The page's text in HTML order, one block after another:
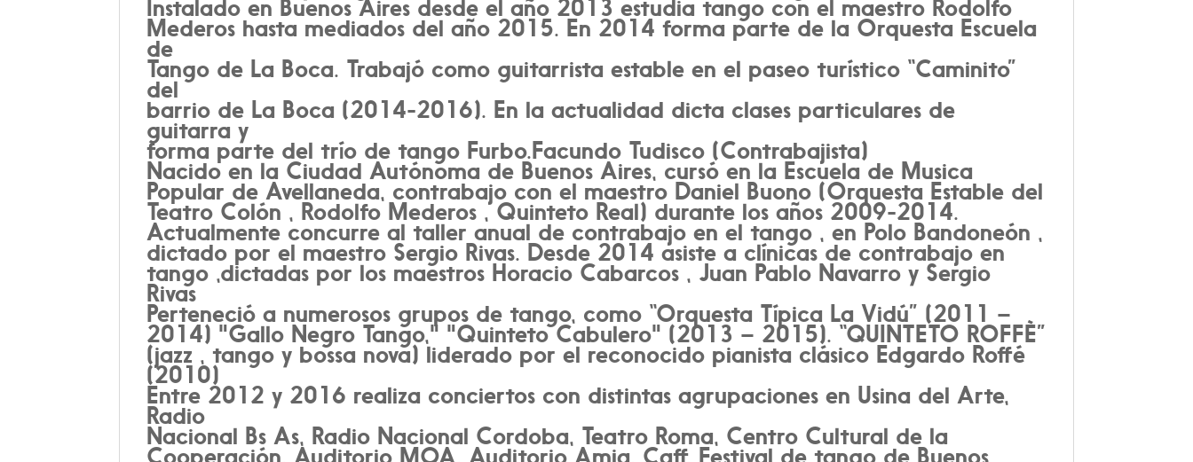
Instalado en Buenos Aires desde el año 2013 estudia tango con el maestro Rodolfo
Mederos hasta mediados del año 2015. En 2014 forma parte de la Orquesta Escuela
de
Tango de La Boca. Trabajó como guitarrista estable en el paseo turístico “Caminito”
del
barrio de La Boca (2014-2016). En la actualidad dicta clases particulares de
guitarra y
forma parte del trío de tango Furbo.Facundo Tudisco (Contrabajista)
Nacido en la Ciudad Autónoma de Buenos Aires, cursó en la Escuela de Musica
Popular de Avellaneda, contrabajo con el maestro Daniel Buono (Orquesta Estable del
Teatro Colón , Rodolfo Mederos , Quinteto Real) durante los años 2009-2014.
Actualmente concurre al taller anual de contrabajo en el tango , en Polo Bandoneón ,
dictado por el maestro Sergio Rivas. Desde 2014 asiste a clínicas de contrabajo en
tango ,dictadas por los maestros Horacio Cabarcos , Juan Pablo Navarro y Sergio
Rivas
Perteneció a numerosos grupos de tango, como “Orquesta Típica La Vidú” (2011 –
2014) "Gallo Negro Tango," "Quinteto Cabulero" (2013 – 2015). “QUINTETO ROFFÈ”
(jazz , tango y bossa nova) liderado por el reconocido pianista clásico Edgardo Roffé
(2010)
Entre 2012 y 2016 realiza conciertos con distintas agrupaciones en Usina del Arte,
Radio
Nacional Bs As, Radio Nacional Cordoba, Teatro Roma, Centro Cultural de la
Cooperación, Auditorio MOA, Auditorio Amia, Caff, Festival de tango de Buenos